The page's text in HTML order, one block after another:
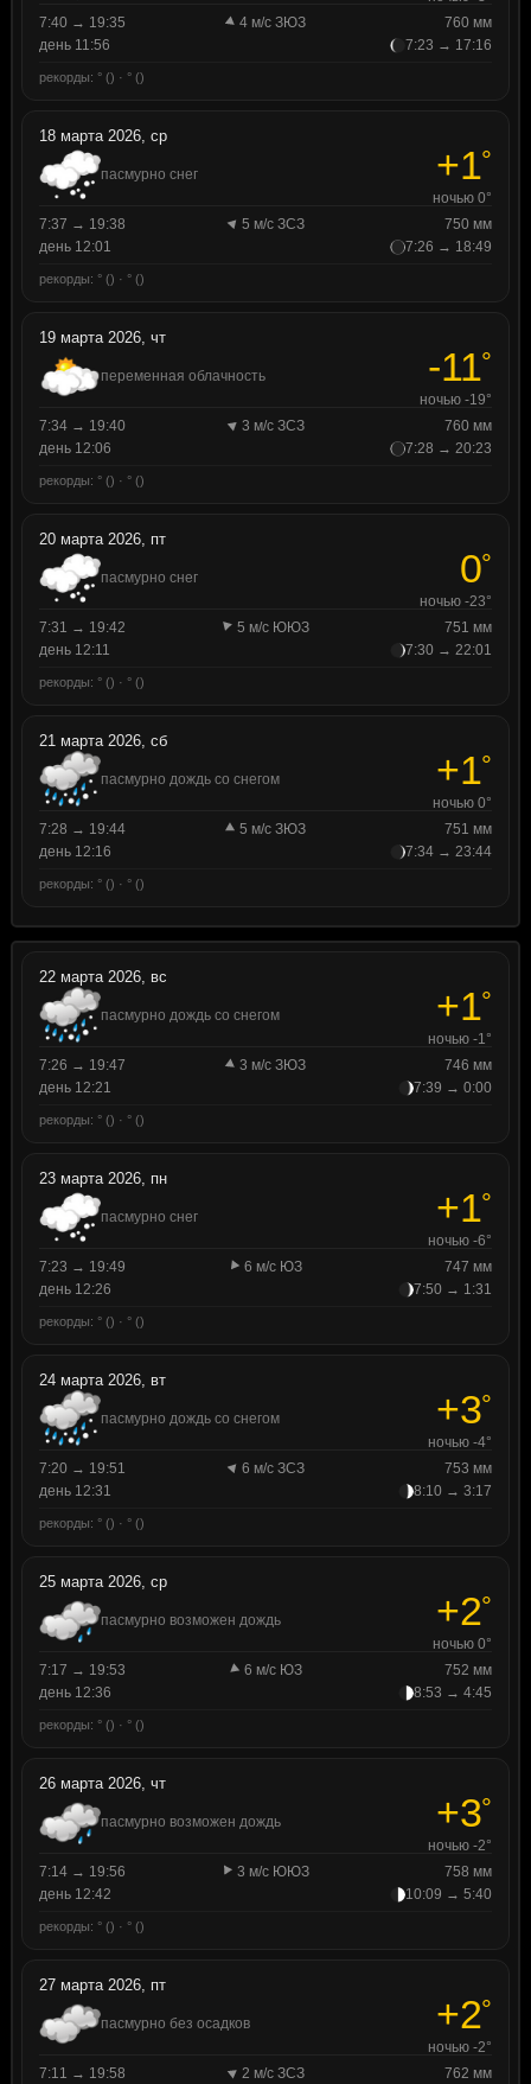
7:40 → 19:35
4 м/с ЗЮЗ
760 мм
день 11:56
7:23 → 17:16
рекорды: ° () · ° ()
18 марта 2026, ср
пасмурно снег +1°
ночью 0°
7:37 → 19:38
5 м/с ЗСЗ
750 мм
день 12:01
7:26 → 18:49
рекорды: ° () · ° ()
19 марта 2026, чт
переменная облачность -11°
ночью -19°
7:34 → 19:40
3 м/с ЗСЗ
760 мм
день 12:06
7:28 → 20:23
рекорды: ° () · ° ()
20 марта 2026, пт
пасмурно снег 0°
ночью -23°
7:31 → 19:42
5 м/с ЮЮЗ
751 мм
день 12:11
7:30 → 22:01
рекорды: ° () · ° ()
21 марта 2026, сб
пасмурно дождь со снегом +1°
ночью 0°
7:28 → 19:44
5 м/с ЗЮЗ
751 мм
день 12:16
7:34 → 23:44
рекорды: ° () · ° ()
22 марта 2026, вс
пасмурно дождь со снегом +1°
ночью -1°
7:26 → 19:47
3 м/с ЗЮЗ
746 мм
день 12:21
7:39 → 0:00
рекорды: ° () · ° ()
23 марта 2026, пн
пасмурно снег +1°
ночью -6°
7:23 → 19:49
6 м/с ЮЗ
747 мм
день 12:26
7:50 → 1:31
рекорды: ° () · ° ()
24 марта 2026, вт
пасмурно дождь со снегом +3°
ночью -4°
7:20 → 19:51
6 м/с ЗСЗ
753 мм
день 12:31
8:10 → 3:17
рекорды: ° () · ° ()
25 марта 2026, ср
пасмурно возможен дождь +2°
ночью 0°
7:17 → 19:53
6 м/с ЮЗ
752 мм
день 12:36
8:53 → 4:45
рекорды: ° () · ° ()
26 марта 2026, чт
пасмурно возможен дождь +3°
ночью -2°
7:14 → 19:56
3 м/с ЮЮЗ
758 мм
день 12:42
10:09 → 5:40
рекорды: ° () · ° ()
27 марта 2026, пт
пасмурно без осадков +2°
ночью -2°
7:11 → 19:58
2 м/с ЗСЗ
762 мм